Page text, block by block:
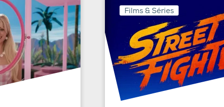
Films & Séries